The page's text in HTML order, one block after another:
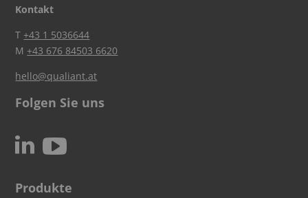
Kontakt
T+43 1 5036644
M+43 676 84503 6620
hello@qualiant.at
Folgen Sie uns
N c
Produkte